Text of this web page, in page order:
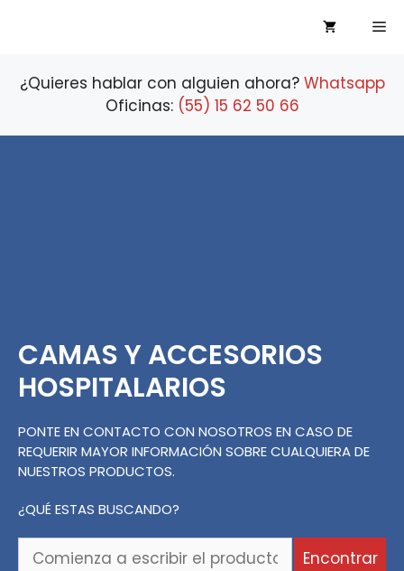
¿Quieres hablar con alguien ahora? Whatsapp
Oficinas: (55) 15 62 50 66
CAMAS Y ACCESORIOS
HOSPITALARIOS
PONTE EN CONTACTO CON NOSOTROS EN CASO DE
REQUERIR MAYOR INFORMACIÓN SOBRE CUALQUIERA DE
NUESTROS PRODUCTOS.
¿QUÉ ESTAS BUSCANDO?
Comienza
Encontrar